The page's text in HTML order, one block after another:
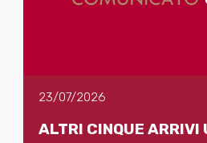
23/07/2026
ALTRI CINQUE